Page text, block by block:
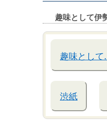
趣味として伊
趣味とし
渋紙